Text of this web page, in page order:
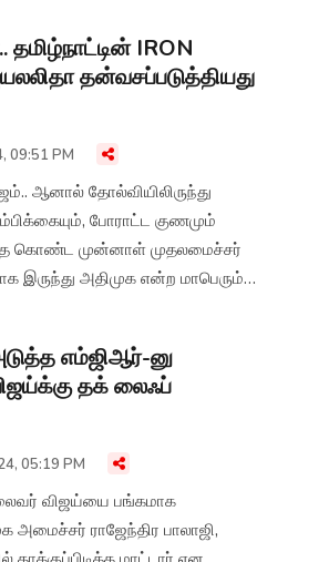
தமிழ்நாட்டின் IRON
தன்வசப்படுத்தியது
09:51 PM
போராட்ட குணமும்
கொண்ட முன்னாள் முதலமைச்சர்
இருந்து அதிமுக என்ற மாபெரும்
எம்ஜிஆர்-னு
தக் லைஃப்
05:19 PM
விஜய்யை பங்கமாக
ராஜேந்திர பாலாஜி,